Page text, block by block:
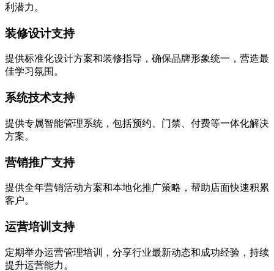
利潜力。
装修设计支持
提供标准化设计方案和装修指导，确保品牌形象统一，营造最
佳学习氛围。
系统技术支持
提供专属智能管理系统，包括预约、门禁、付费等一体化解决
方案。
营销推广支持
提供全年营销活动方案和本地化推广策略，帮助店面快速积累
客户。
运营培训支持
定期举办运营管理培训，分享行业最新动态和成功经验，持续
提升运营能力。